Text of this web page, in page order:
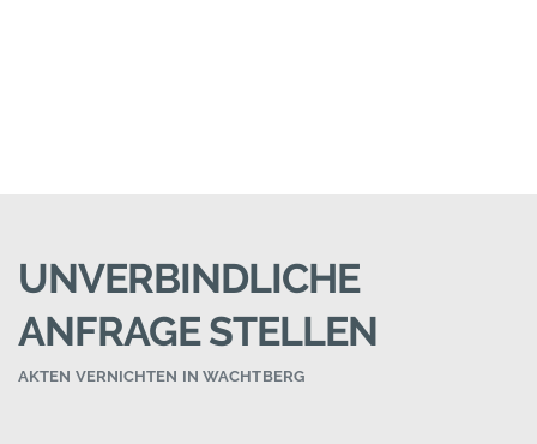
UNVERBINDLICHE
ANFRAGE STELLEN
AKTEN VERNICHTEN IN WACHTBERG